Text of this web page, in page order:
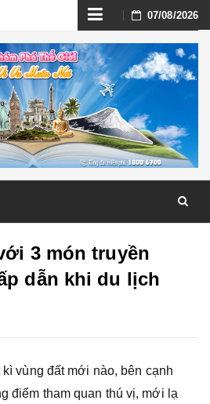
Skip
to
content
07/08/2026
3 món truyền
dẫn khi du lịch
vùng đất mới nào, bên cạnh
điểm tham quan thú vị, mới lạ